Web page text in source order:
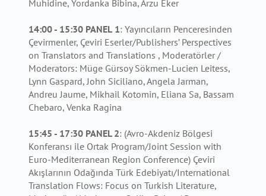
Muhidine, Yordanka Bibina, Arzu Eker
14:00 - 15:30 PANEL 1: Yayıncıların Penceresinden
Çevirmenler, Çeviri Eserler/Publishers’ Perspectives
on Translators and Translations , Moderatörler /
Moderators: Müge Gürsoy Sökmen-Lucien Leitess,
Lynn Gaspard, John Siciliano, Angela Jarman,
Andreu Jaume, Mikhail Kotomin, Eliana Sa, Bassam
Chebaro, Venka Ragina
15:45 - 17:30 PANEL 2: (Avro-Akdeniz Bölgesi
Konferansı ile Ortak Program/Joint Session with
Euro-Mediterranean Region Conference) Çeviri
Akışlarının Odağında Türk Edebiyatı/International
Translation Flows: Focus on Turkish Literature,